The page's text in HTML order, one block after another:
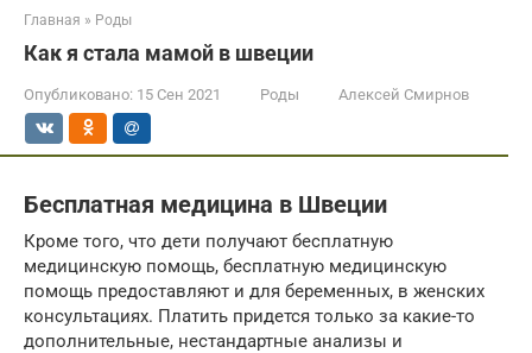
Главная » Роды
Как я стала мамой в швеции
Опубликовано: 15 Сен 2021 Роды Алексей Смирнов
Бесплатная медицина в Швеции
Кроме того, что дети получают бесплатную
медицинскую помощь, бесплатную медицинскую
помощь предоставляют и для беременных, в женских
консультациях. Платить придется только за какие-то
дополнительные, нестандартные анализы и